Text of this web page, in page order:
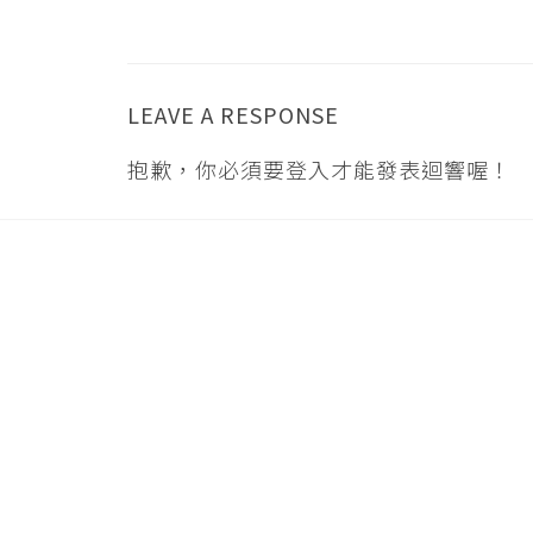
LEAVE A RESPONSE
抱歉，你必須要登入才能發表迴響喔！